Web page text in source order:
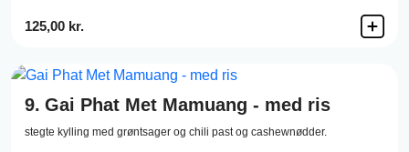
125,00 kr.
9. Gai Phat Met Mamuang - med ris
stegte kylling med grøntsager og chili past og cashewnødder.